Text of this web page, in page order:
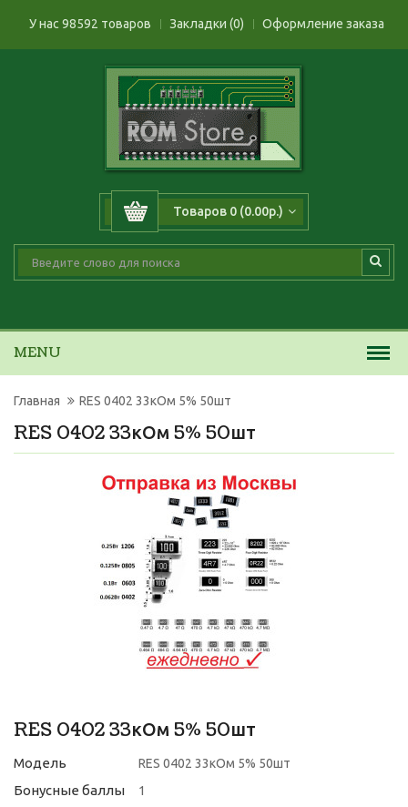
У нас 98592 товаров Закладки (0) Оформление заказа
Товаров 0 (0.00р.)
MENU
RES 0402 33кОм 5% 50шт
Главная RES 0402 33кОм 5% 50шт
RES 0402 33кОм 5% 50шт
Модель RES 0402 33кОм 5% 50шт
Бонусные баллы 1